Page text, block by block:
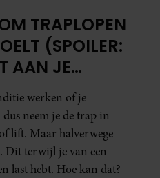
TRAPLOPEN
(SPOILER:
AAN JE
werken of je
neem je de trap in
lift. Maar halverwege
Dit terwijl je van een
last hebt. Hoe kan dat?